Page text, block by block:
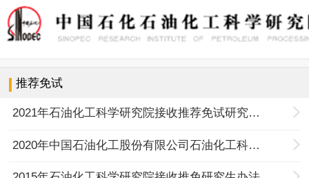
推荐免试
2021年石油化工科学研究院接收推荐免试研究生招生章程
2020年中国石油化工股份有限公司石油化工科学研究院接收推荐免试研究生招生章程